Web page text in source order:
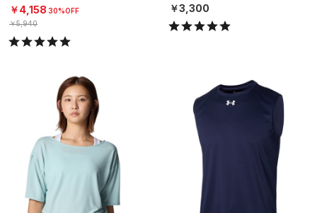
MEN）
￥4,158 30%OFF
￥5,940
￥3,300